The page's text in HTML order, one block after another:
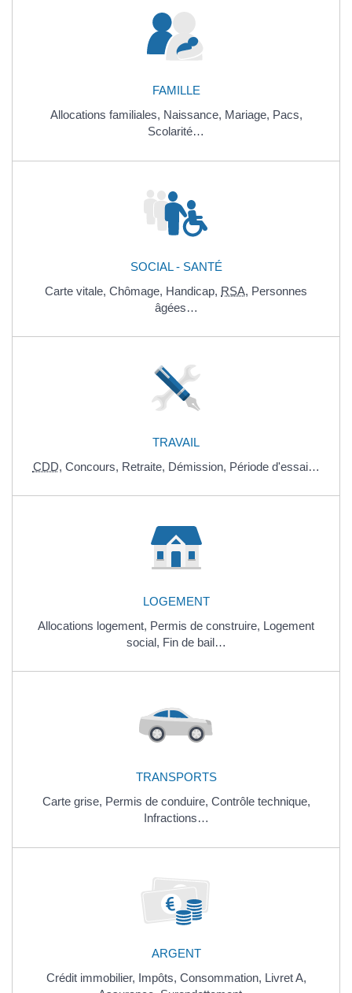
FAMILLE
Allocations familiales, Naissance, Mariage, Pacs,
Scolarité…
SOCIAL - SANTÉ
Carte vitale, Chômage, Handicap, RSA, Personnes
âgées…
TRAVAIL
CDD, Concours, Retraite, Démission, Période d'essai…
LOGEMENT
Allocations logement, Permis de construire, Logement
social, Fin de bail…
TRANSPORTS
Carte grise, Permis de conduire, Contrôle technique,
Infractions…
ARGENT
Crédit immobilier, Impôts, Consommation, Livret A,